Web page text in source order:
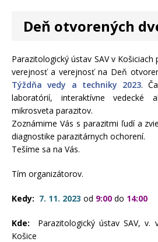
Deň otvorených
Parazitologický ústav SAV v
verejnosť a verejnosť na Deň
Týždňa vedy a techniky 2023.
laboratórií, interaktívne
mikrosveta parazitov.
Zoznámime Vás s parazitmi ľudí a
diagnostike parazitárnych ochorení.
Tešíme sa na Vás.
Tím organizátorov.
Kedy: 7. 11. 2023 od 9:00 do 14:00
Kde: Parazitologický ústav SAV, v.
Košice